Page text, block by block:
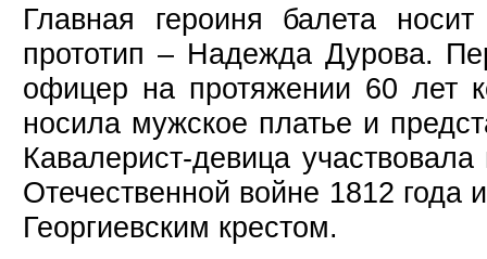
Главная героиня балета
прототип – Надежда Дурова.
офицер на протяжении 60 лет
носила мужское платье и
Кавалерист-девица
Отечественной войне 1812
Георгиевским крестом.